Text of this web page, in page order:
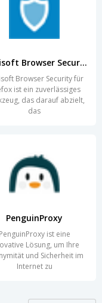
Emsisoft Browser Security for Firefox
Browser Security für
ist ein zuverlässiges
das darauf abzielt,
das
PenguinProxy
PenguinProxy ist eine
Lösung, um Ihre
und Sicherheit im
Internet zu